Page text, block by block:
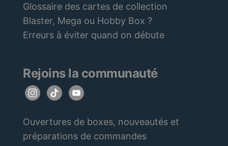
Glossaire des cartes de collection
Blaster, Mega ou Hobby Box ?
Erreurs à éviter quand on débute
Rejoins la communauté
Ouvertures de boxes, nouveautés et
préparations de commandes